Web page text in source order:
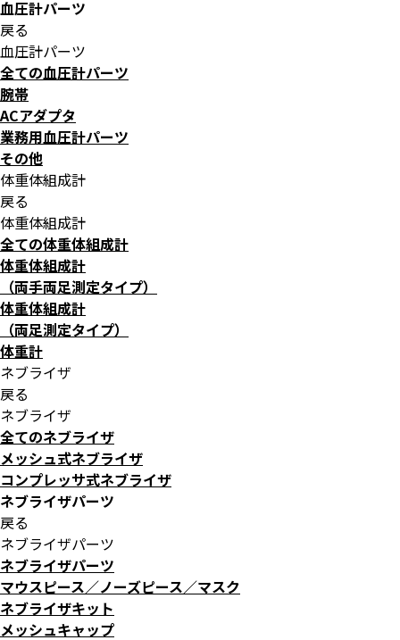
血圧計パーツ
戻る
血圧計パーツ
全ての血圧計パーツ
腕帯
ACアダプタ
業務用血圧計パーツ
その他
体重体組成計
戻る
体重体組成計
全ての体重体組成計
体重体組成計
（両手両足測定タイプ）
体重体組成計
（両足測定タイプ）
体重計
ネブライザ
戻る
ネブライザ
全てのネブライザ
メッシュ式ネブライザ
コンプレッサ式ネブライザ
ネブライザパーツ
戻る
ネブライザパーツ
ネブライザパーツ
マウスピース／ノーズピース／マスク
ネブライザキット
メッシュキャップ